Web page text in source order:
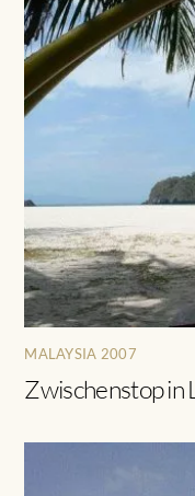
MALAYSIA 2007
Zwischenstop in